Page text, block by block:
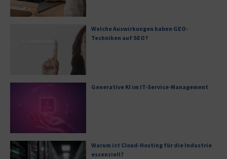
Welche Auswirkungen haben GEO-
Techniken auf SEO?
Generative KI im IT-Service-Management
Warum ist Cloud-Hosting für die Industrie
essenziell?